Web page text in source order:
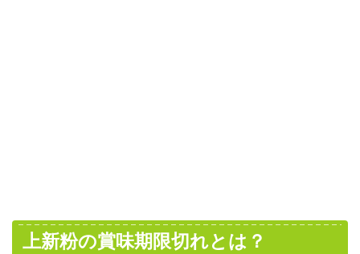
上新粉の賞味期限切れとは？